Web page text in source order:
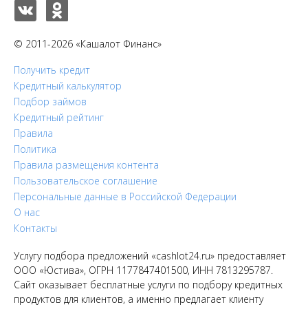
© 2011-2026 «Кашалот Финанс»
Получить кредит
Кредитный калькулятор
Подбор займов
Кредитный рейтинг
Правила
Политика
Правила размещения контента
Пользовательское соглашение
Персональные данные в Российской Федерации
О нас
Контакты
Услугу подбора предложений «cashlot24.ru» предоставляет
ООО «Юстива», ОГРН 1177847401500, ИНН 7813295787.
Сайт оказывает бесплатные услуги по подбору кредитных
продуктов для клиентов, а именно предлагает клиенту